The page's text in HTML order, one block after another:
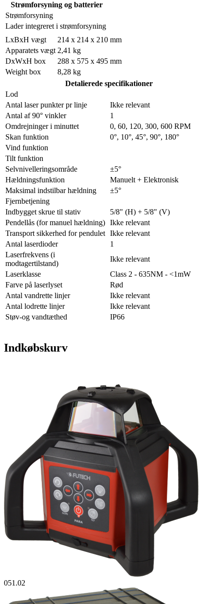
Strømforsyning og batterier
Strømforsyning
Lader integreret i strømforsyning
LxBxH vægt
214 x 214 x 210 mm
Apparatets vægt 2,41 kg
DxWxH box
288 x 575 x 495 mm
Weight box
8,28 kg
Detalierede specifikationer
Lod
Antal laser punkter pr linje
Ikke relevant
Antal af 90° vinkler
1
Omdrejninger i minuttet
0, 60, 120, 300, 600 RPM
Skan funktion
0°, 10°, 45°, 90°, 180°
Vind funktion
Tilt funktion
Selvnivelleringsområde
±5°
Hældningsfunktion
Manuelt + Elektronisk
Maksimal indstilbar hældning
±5°
Fjernbetjening
Indbygget skrue til stativ
5/8" (H) + 5/8" (V)
Pendellås (for manuel hældning) Ikke relevant
Transport sikkerhed for pendulet Ikke relevant
Antal laserdioder
1
Laserfrekvens (i
modtagertilstand)
Ikke relevant
Laserklasse
Class 2 - 635NM - <1mW
Farve på laserlyset
Rød
Antal vandrette linjer
Ikke relevant
Antal lodrette linjer
Ikke relevant
Støv-og vandtæthed
IP66
Indkøbskurv
051.02